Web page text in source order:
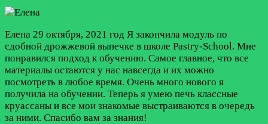
Елена 29 октября, 2021 год Я закончила модуль по
сдобной дрожжевой выпечке в школе Pastry-School. Мне
понравился подход к обучению. Самое главное, что все
материалы остаются у нас навсегда и их можно
посмотреть в любое время. Очень много нового я
получила на обучении. Теперь я умею печь классные
круассаны и все мои знакомые выстраиваются в очередь
за ними. Спасибо вам за знания!